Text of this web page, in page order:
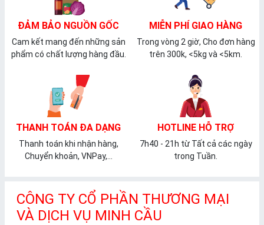
ĐẢM BẢO NGUỒN GỐC
Cam kết mang đến những sản
phẩm có chất lượng hàng đầu.
MIỄN PHÍ GIAO HÀNG
Trong vòng 2 giờ, Cho đơn hàng
trên 300k, <5kg và <5km.
THANH TOÁN ĐA DẠNG
Thanh toán khi nhận hàng,
Chuyển khoản, VNPay,...
HOTLINE HỖ TRỢ
7h40 - 21h từ Tất cả các ngày
trong Tuần.
CÔNG TY CỔ PHẦN THƯƠNG MẠI
VÀ DỊCH VỤ MINH CẦU